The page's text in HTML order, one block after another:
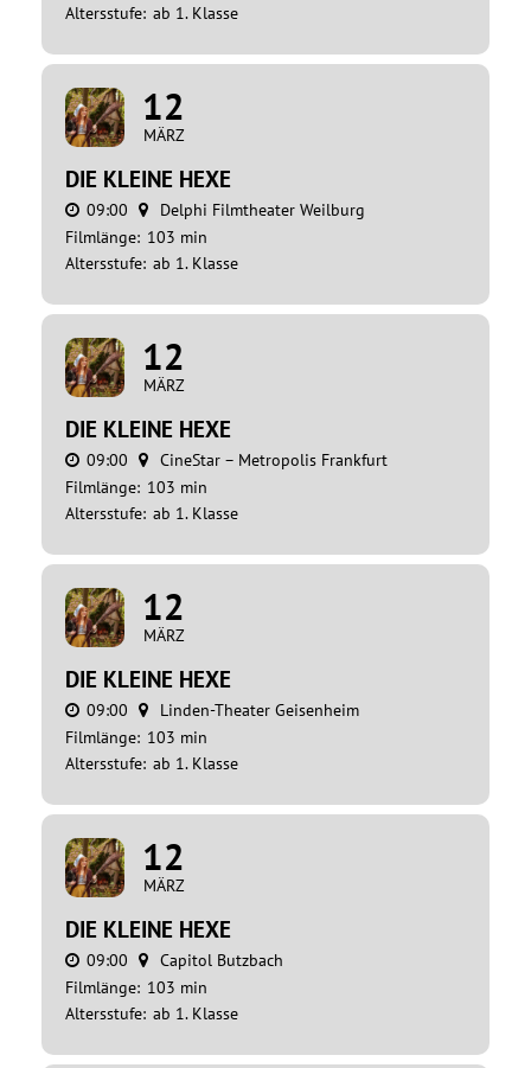
Altersstufe: ab 1. Klasse
12
MÄRZ
DIE KLEINE HEXE
09:00
Delphi Filmtheater Weilburg
Filmlänge: 103 min
Altersstufe: ab 1. Klasse
12
MÄRZ
DIE KLEINE HEXE
09:00
CineStar – Metropolis Frankfurt
Filmlänge: 103 min
Altersstufe: ab 1. Klasse
12
MÄRZ
DIE KLEINE HEXE
09:00
Linden-Theater Geisenheim
Filmlänge: 103 min
Altersstufe: ab 1. Klasse
12
MÄRZ
DIE KLEINE HEXE
09:00
Capitol Butzbach
Filmlänge: 103 min
Altersstufe: ab 1. Klasse